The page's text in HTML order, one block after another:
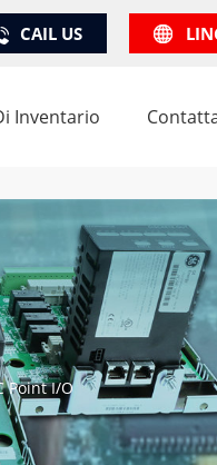
CAIL US
Inventario
Point I/O